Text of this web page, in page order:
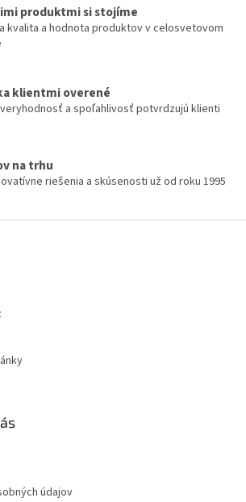
v
k
p
i
s
produktmi si stojíme
kvalita a hodnota produktov v celosvetovom
klientmi overené
a spoľahlivosť potvrdzujú klienti
na trhu
riešenia a skúsenosti už od roku 1995
údajov